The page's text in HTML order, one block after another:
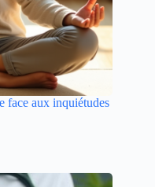
face aux inquiétudes